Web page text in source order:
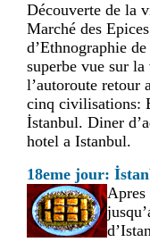
Découverte de la
Marché des
d’Ethnographie
superbe vue sur
l’autoroute retour
cinq civilisations:
İstanbul. Diner
hotel a Istanbul.
18eme jour:
Apres